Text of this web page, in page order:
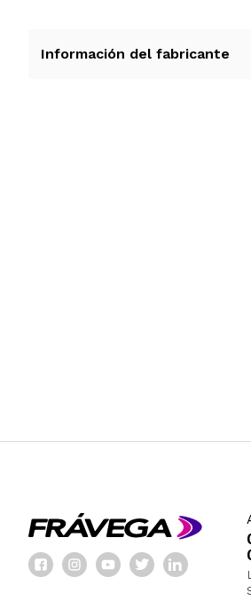
Información del fabricante